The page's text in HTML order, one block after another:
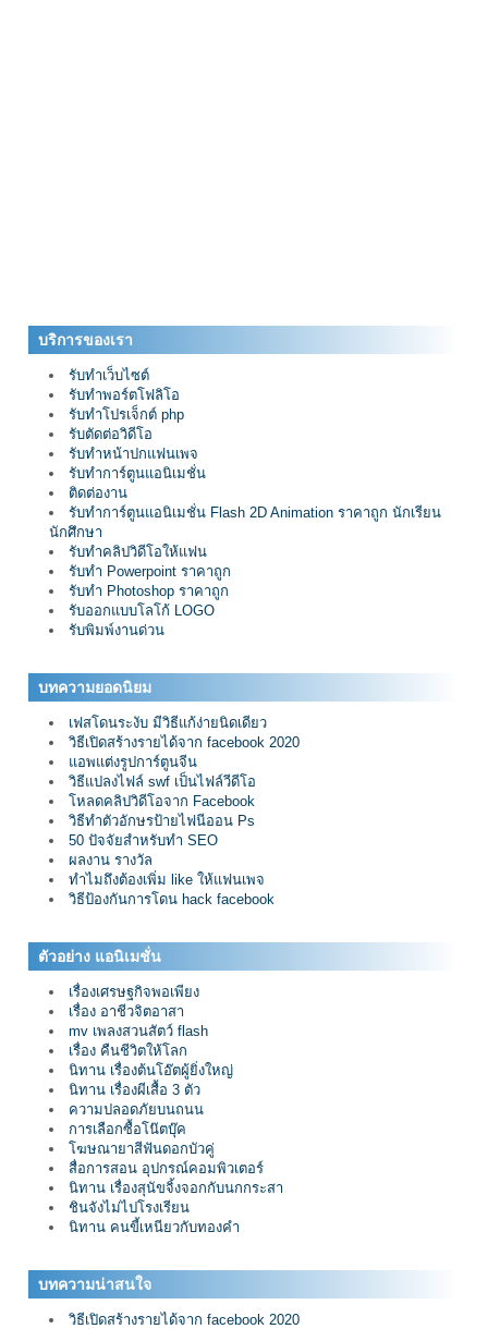
บริการของเรา
รับทำเว็บไซต์
รับทำพอร์ตโฟลิโอ
รับทำโปรเจ็กต์ php
รับตัดต่อวิดีโอ
รับทำหน้าปกแฟนเพจ
รับทำการ์ตูนแอนิเมชั่น
ติดต่องาน
รับทำการ์ตูนแอนิเมชั่น Flash 2D Animation ราคาถูก นักเรียน
นักศึกษา
รับทำคลิปวิดีโอให้แฟน
รับทำ Powerpoint ราคาถูก
รับทำ Photoshop ราคาถูก
รับออกแบบโลโก้ LOGO
รับพิมพ์งานด่วน
บทความยอดนิยม
เฟสโดนระงับ มีวิธีแก้ง่ายนิดเดียว
วิธีเปิดสร้างรายได้จาก facebook 2020
แอพแต่งรูปการ์ตูนจีน
วิธีแปลงไฟล์ swf เป็นไฟล์วีดีโอ
โหลดคลิปวิดีโอจาก Facebook
วิธีทำตัวอักษรป้ายไฟนีออน Ps
50 ปัจจัยสำหรับทำ SEO
ผลงาน รางวัล
ทำไมถึงต้องเพิ่ม like ให้แฟนเพจ
วิธีป้องกันการโดน hack facebook
ตัวอย่าง แอนิเมชั่น
เรื่องเศรษฐกิจพอเพียง
เรื่อง อาชีวจิตอาสา
mv เพลงสวนสัตว์ flash
เรื่อง คืนชีวิตให้โลก
นิทาน เรื่องต้นโอ๊ตผู้ยิ่งใหญ่
นิทาน เรื่องผีเสื้อ 3 ตัว
ความปลอดภัยบนถนน
การเลือกซื้อโน๊ตบุ๊ค
โฆษณายาสีฟันดอกบัวคู่
สื่อการสอน อุปกรณ์คอมพิวเตอร์
นิทาน เรื่องสุนัขจิ้งจอกกับนกกระสา
ชินจังไม่ไปโรงเรียน
นิทาน คนขี้เหนียวกับทองคำ
บทความน่าสนใจ
วิธีเปิดสร้างรายได้จาก facebook 2020